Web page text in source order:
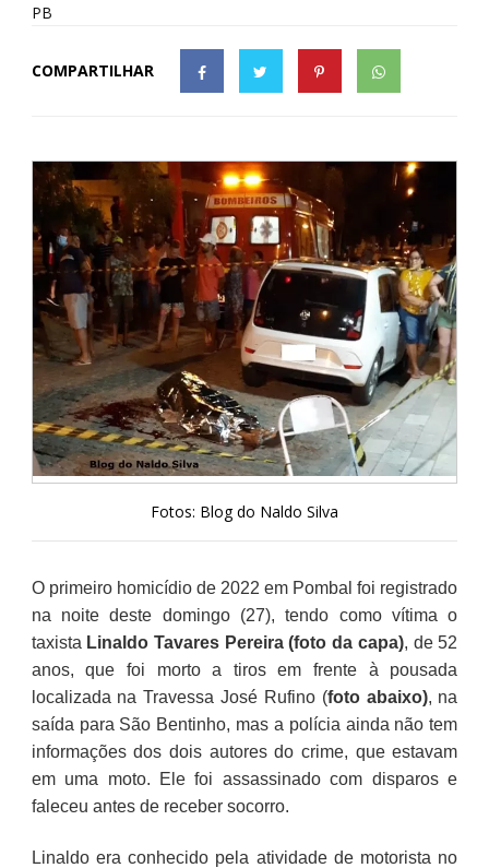
PB
COMPARTILHAR
Fotos: Blog do Naldo Silva
O primeiro homicídio de 2022 em Pombal foi registrado
na noite deste domingo (27), tendo como vítima o
taxista Linaldo Tavares Pereira (foto da capa), de 52
anos, que foi morto a tiros em frente à pousada
localizada na Travessa José Rufino (foto abaixo), na
saída para São Bentinho, mas a polícia ainda não tem
informações dos dois autores do crime, que estavam
em uma moto. Ele foi assassinado com disparos e
faleceu antes de receber socorro.
Linaldo era conhecido pela atividade de motorista no